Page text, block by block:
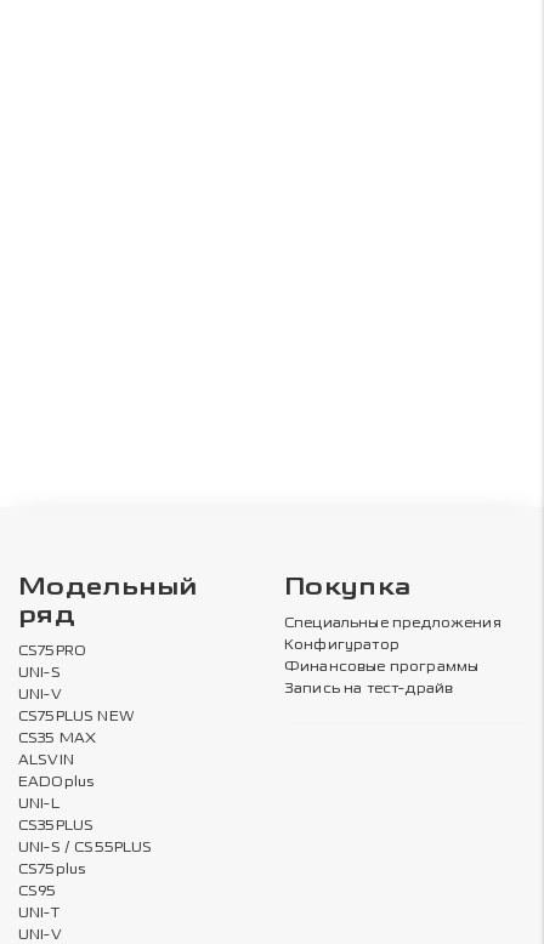
Модельный
ряд
CS75PRO
UNI-S
UNI-V
CS75PLUS NEW
CS35 MAX
ALSVIN
EADOplus
UNI-L
CS35PLUS
UNI-S / CS55PLUS
CS75plus
CS95
UNI-T
UNI-V
Покупка
Специальные предложения
Конфигуратор
Финансовые программы
Запись на тест-драйв